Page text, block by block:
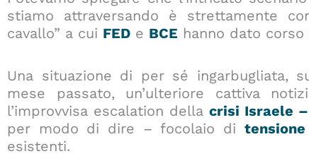
stiamo attraversando è strettamente
cavallo” a cui FED e BCE hanno dato
Una situazione di per sé ingarbugliata,
mese passato, un’ulteriore cattiva
l’improvvisa escalation della crisi Israele
per modo di dire – focolaio di
esistenti.